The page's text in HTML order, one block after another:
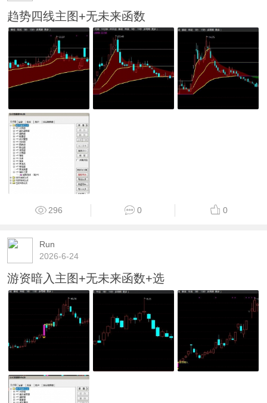
趋势四线主图+无未来函数
296 0 0
Run
2026-6-24
游资暗入主图+无未来函数+选